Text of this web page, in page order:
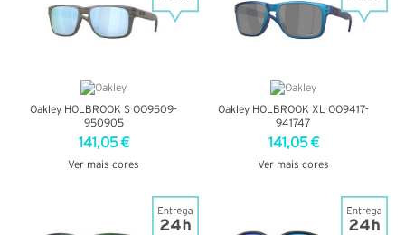
Oakley HOLBROOK S OO9509-
950905
141,05 €
Ver mais cores
Oakley HOLBROOK XL OO9417-
941747
141,05 €
Ver mais cores